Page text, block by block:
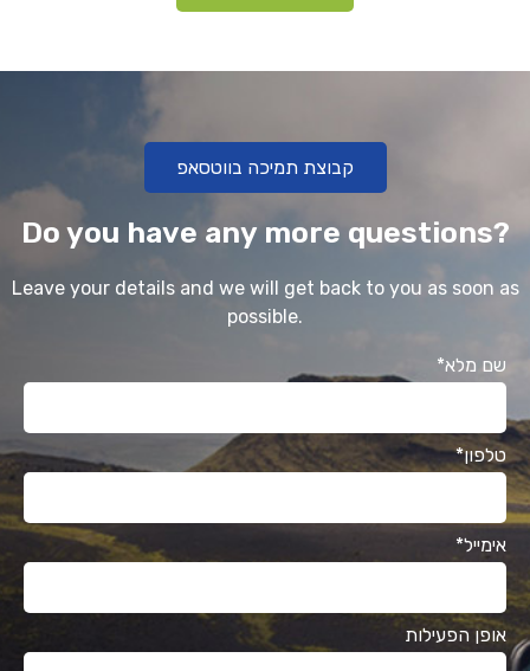
קבוצת תמיכה בווטסאפ
Do you have any more questions?
Leave your details and we will get back to you as soon as
possible.
*שם מלא
*טלפון
*אימייל
אופן הפעילות